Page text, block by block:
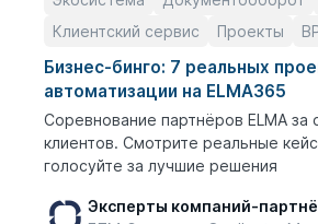
Клиентский сервис
Проекты
Бизнес-бинго: 7 реальных
автоматизации на ELMA365
Соревнование партнёров ELMA за
клиентов. Смотрите реальные
голосуйте за лучшие решения
Эксперты компаний-